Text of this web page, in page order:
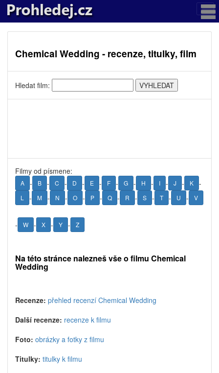
Chemical Wedding - recenze, titulky, film
Hledat film:
Filmy od písmene:
A - B - C - D - E - F - G - H - I - J - K -
L - M - N - O - P - Q - R - S - T - U - V
- W - X - Y - Z
Na této stránce nalezneš vše o filmu Chemical
Wedding
Recenze: přehled recenzí Chemical Wedding
Další recenze: recenze k filmu
Foto: obrázky a fotky z filmu
Titulky: titulky k filmu